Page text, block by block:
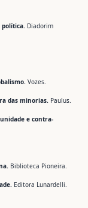
política. Diadorim
Vozes.
das minorias. Paulus.
e contra-
Biblioteca Pioneira.
Editora Lunardelli.